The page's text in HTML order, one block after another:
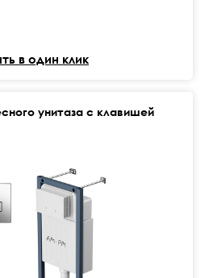
в один клик
унитаза с клавишей